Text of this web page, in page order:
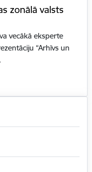
zonālā valsts
vecākā eksperte
“Arhīvs un